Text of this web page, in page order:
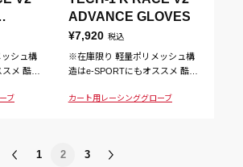
シュ構
メ 酷暑
タッチス
ブ
ADVANCE GLOVES
¥7,920 税込
※在庫限り 軽量ポリメッシュ構
造はe-SPORTにもオススメ 酷暑
リメッシュ構造を採用。タッチス
カート用 レーシンググローブ
1 2 3